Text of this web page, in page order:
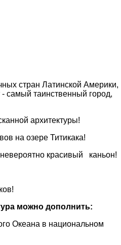
стран Латинской Америки,
самый таинственный город,
архитектуры!
на озере Титикака!
красивый каньон!
можно дополнить:
Океана в национальном